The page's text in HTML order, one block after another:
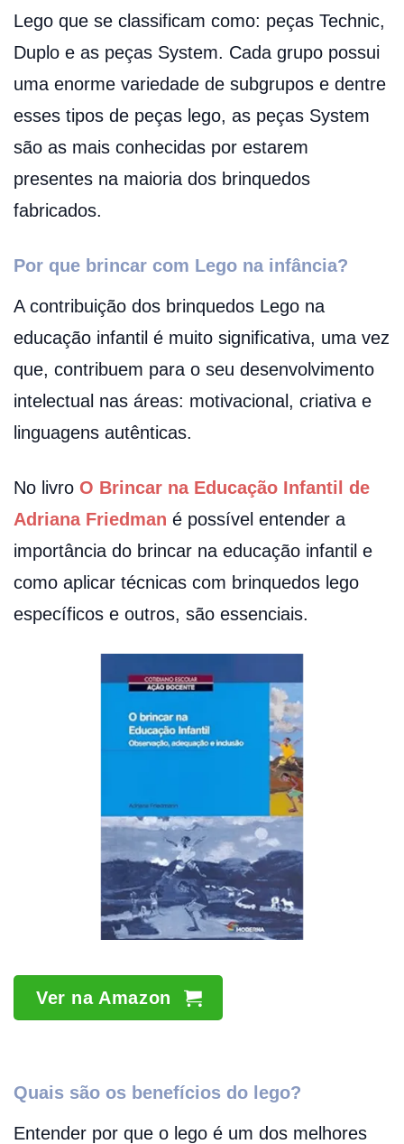
Lego que se classificam como: peças Technic,
Duplo e as peças System. Cada grupo possui
uma enorme variedade de subgrupos e dentre
esses tipos de peças lego, as peças System
são as mais conhecidas por estarem
presentes na maioria dos brinquedos
fabricados.
Por que brincar com Lego na infância?
A contribuição dos brinquedos Lego na
educação infantil é muito significativa, uma vez
que, contribuem para o seu desenvolvimento
intelectual nas áreas: motivacional, criativa e
linguagens autênticas.
No livro O Brincar na Educação Infantil de
Adriana Friedman é possível entender a
importância do brincar na educação infantil e
como aplicar técnicas com brinquedos lego
específicos e outros, são essenciais.
Ver na Amazon
Quais são os benefícios do lego?
Entender por que o lego é um dos melhores